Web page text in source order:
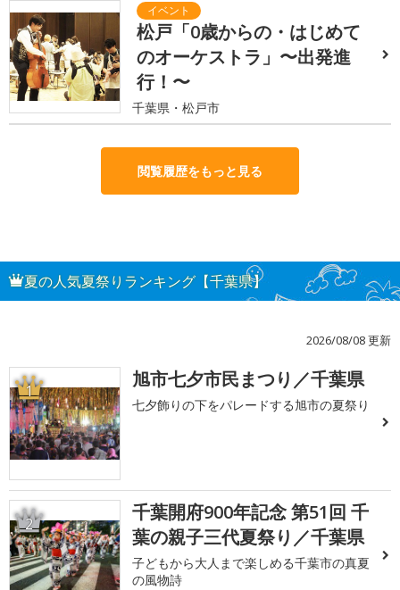
松戸「0歳からの・はじめて
のオーケストラ」〜出発進
行！〜
千葉県・松戸市
閲覧履歴をもっと見る
夏の人気夏祭りランキング【千葉県】
2026/08/08 更新
1 旭市七夕市民まつり／千葉県
七夕飾りの下をパレードする旭市の夏祭り
2
千葉開府900年記念 第51回 千
葉の親子三代夏祭り／千葉県
子どもから大人まで楽しめる千葉市の真夏
の風物詩